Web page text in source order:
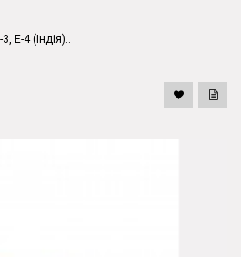
Е-4 (Індія)..